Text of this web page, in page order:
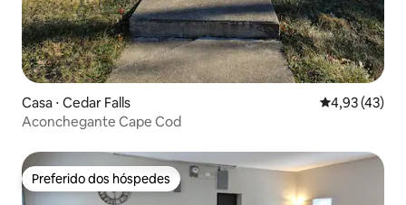
Casa ⋅ Cedar Falls 4,93 de uma
4,93 (43)
Aconchegante Cape Cod
Preferido dos hóspedes
Preferido dos hóspedes